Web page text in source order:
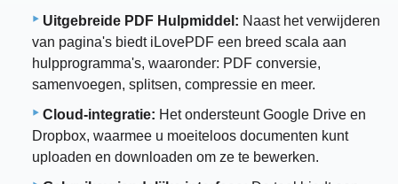
Uitgebreide PDF Hulpmiddel: Naast het verwijderen
van pagina's biedt iLovePDF een breed scala aan
hulpprogramma's, waaronder: PDF conversie,
samenvoegen, splitsen, compressie en meer.
Cloud-integratie: Het ondersteunt Google Drive en
Dropbox, waarmee u moeiteloos documenten kunt
uploaden en downloaden om ze te bewerken.